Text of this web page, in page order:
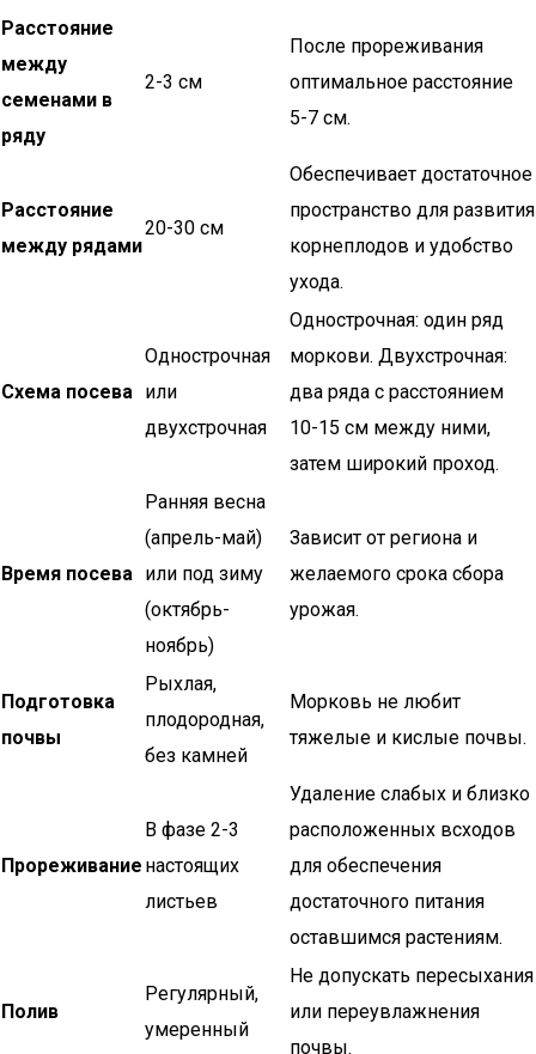
Расстояние
между
семенами в
ряду
2-3 см
После прореживания
оптимальное расстояние
5-7 см.
Расстояние
между рядами
20-30 см
Обеспечивает достаточное
пространство для развития
корнеплодов и удобство
ухода.
Схема посева
Однострочная
или
двухстрочная
Однострочная: один ряд
моркови. Двухстрочная:
два ряда с расстоянием
10-15 см между ними,
затем широкий проход.
Время посева
Ранняя весна
(апрель-май)
или под зиму
(октябрь-
ноябрь)
Зависит от региона и
желаемого срока сбора
урожая.
Подготовка
почвы
Рыхлая,
плодородная,
без камней
Морковь не любит
тяжелые и кислые почвы.
Прореживание
В фазе 2-3
настоящих
листьев
Удаление слабых и близко
расположенных всходов
для обеспечения
достаточного питания
оставшимся растениям.
Полив
Регулярный,
умеренный
Не допускать пересыхания
или переувлажнения
почвы.